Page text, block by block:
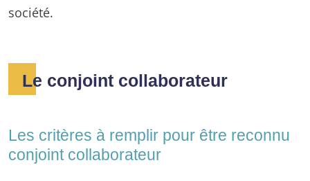
société.
Le conjoint collaborateur
Les critères à remplir pour être reconnu
conjoint collaborateur